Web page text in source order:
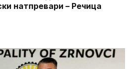
натпревари – Речица